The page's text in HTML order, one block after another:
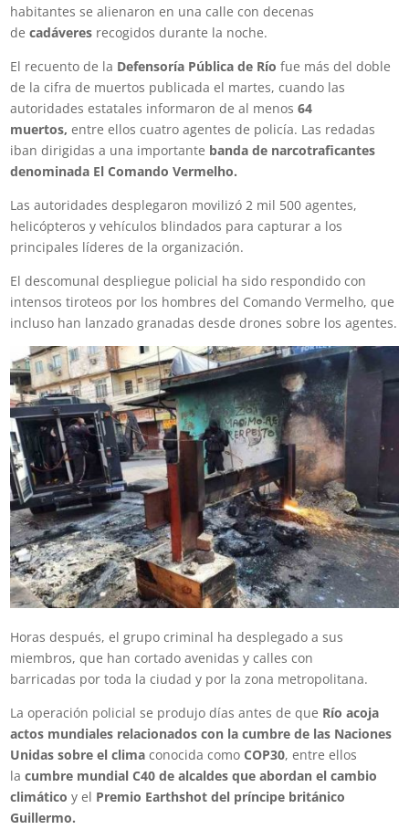
habitantes se alienaron en una calle con decenas
decadáveres recogidos durante la noche.
El recuento de la Defensoría Pública de Ríofue más del doble
de la cifra de muertos publicada el martes, cuando las
autoridades estatales informaron de al menos64
muertos, entre ellos cuatro agentes de policía. Las redadas
iban dirigidas a una importante banda de narcotraficantes
denominada El Comando Vermelho.
Las autoridades desplegaron movilizó 2 mil 500 agentes,
helicópteros y vehículos blindados para capturar a los
principales líderes de la organización.
El descomunal despliegue policial ha sido respondido con
intensos tiroteos por los hombres del Comando Vermelho, que
incluso han lanzado granadas desde drones sobre los agentes.
Horas después, el grupo criminal ha desplegado a sus
miembros, que han cortado avenidas y calles con
barricadas por toda la ciudad y por la zona metropolitana.
La operación policial se produjo días antes de que Río acoja
actos mundiales relacionados con la cumbre de las Naciones
Unidas sobre el climaconocida comoCOP30, entre ellos
lacumbre mundial C40 de alcaldes que abordan el cambio
climático y el Premio Earthshot del príncipe británico
Guillermo.